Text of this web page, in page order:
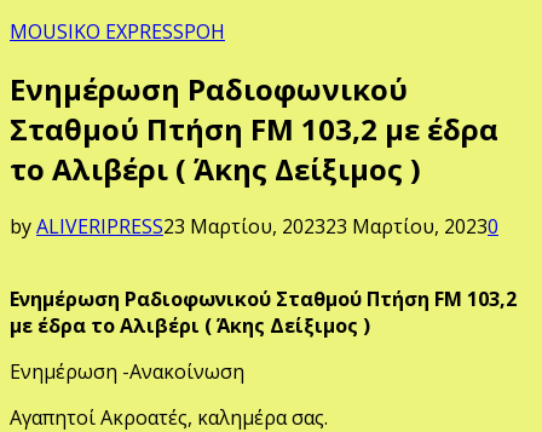
MOUSIKO EXPRESSΡΟΗ
Ενημέρωση Ραδιοφωνικού
Σταθμού Πτήση FM 103,2 με έδρα
το Αλιβέρι ( Άκης Δείξιμος )
byALIVERIPRESS23 Μαρτίου, 202323 Μαρτίου, 20230
Ενημέρωση Ραδιοφωνικού Σταθμού Πτήση FM 103,2
με έδρα το Αλιβέρι ( Άκης Δείξιμος )
Ενημέρωση -Ανακοίνωση
Αγαπητοί Ακροατές, καλημέρα σας.